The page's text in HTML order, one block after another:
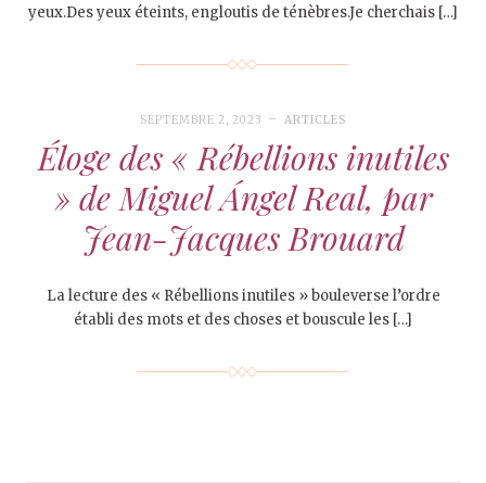
yeux.Des yeux éteints, engloutis de ténèbres.Je cherchais […]
SEPTEMBRE 2, 2023 ARTICLES
Éloge des « Rébellions inutiles
» de Miguel Ángel Real, par
Jean-Jacques Brouard
La lecture des « Rébellions inutiles » bouleverse l’ordre
établi des mots et des choses et bouscule les […]